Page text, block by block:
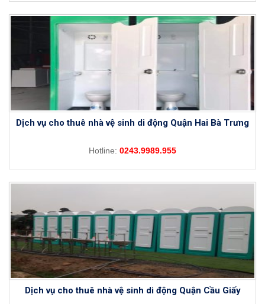
Dịch vụ cho thuê nhà vệ sinh di động Quận Hai Bà Trưng
Hotline: 0243.9989.955
Dịch vụ cho thuê nhà vệ sinh di động Quận Cầu Giấy